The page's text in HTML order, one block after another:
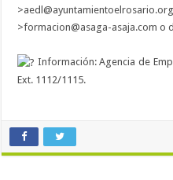
>aedl@ayuntamientoelrosario.org
>formacion@asaga-asaja.com o
Información: Agencia de
Ext. 1112/1115.